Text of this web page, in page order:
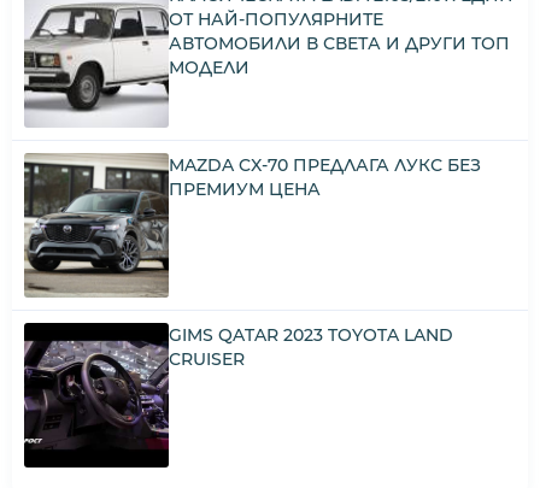
ОТ НАЙ-ПОПУЛЯРНИТЕ
АВТОМОБИЛИ В СВЕТА И ДРУГИ ТОП
МОДЕЛИ
MAZDA CX-70 ПРЕДЛАГА ЛУКС БЕЗ
ПРЕМИУМ ЦЕНА
GIMS QATAR 2023 TOYOTA LAND
CRUISER